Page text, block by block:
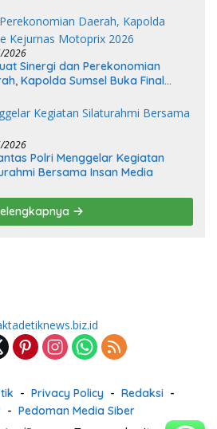
2026
Sinergi dan Perekonomian
Kapolda Sumsel Buka Final
2026
Polri Menggelar Kegiatan
Bersama Insan Media
Privacy Policy
Redaksi
Pedoman Media Siber